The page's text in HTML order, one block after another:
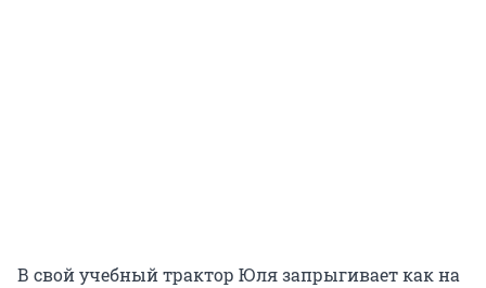
В свой учебный трактор Юля запрыгивает как на